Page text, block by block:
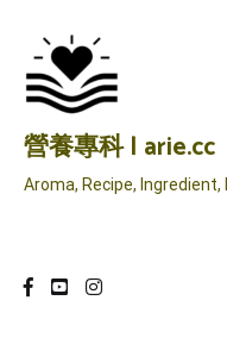
content
營養專科 | arie.cc
Aroma, Recipe, Ingredient,